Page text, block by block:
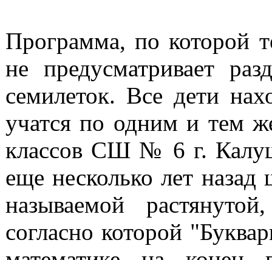
Программа, по которой
не предусматривает
семилеток. Все дети
учатся по одним и тем
классов СШ № 6 г. Калуш
еще несколько лет
называемой
согласно которой